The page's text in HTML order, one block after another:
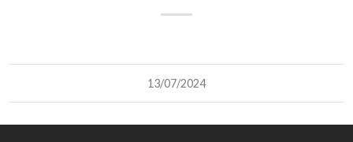
13/07/2024